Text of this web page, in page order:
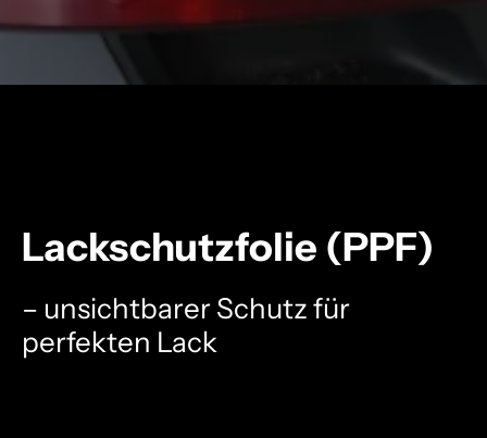
Lackschutzfolie (PPF)
– unsichtbarer Schutz für
perfekten Lack